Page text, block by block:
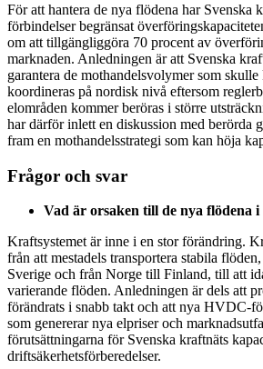
För att hantera de nya flödena har Svenska
förbindelser begränsat
om att tillgängliggöra 70 procent av
marknaden. Anledningen är att Svenska
garantera de mothandelsvolymer som
koordineras på nordisk nivå eftersom
elområden kommer beröras i större
har därför inlett en diskussion med berörda
fram en mothandelsstrategi som kan höja
Frågor och svar
Vad är orsaken till de nya flödena i
Kraftsystemet är inne i en stor förändring.
från att mestadels transportera stabila
Sverige och från Norge till Finland, till att
varierande flöden. Anledningen är dels att
förändrats i snabb takt och att nya HVDC-
som genererar nya elpriser och
förutsättningarna för Svenska kraftnäts
driftsäkerhetsförberedelser.